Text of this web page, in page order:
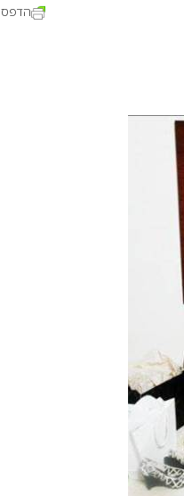
הדפס